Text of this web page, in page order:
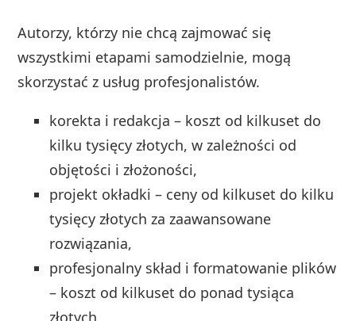
Autorzy, którzy nie chcą zajmować się
wszystkimi etapami samodzielnie, mogą
skorzystać z usług profesjonalistów.
korekta i redakcja – koszt od kilkuset do
kilku tysięcy złotych, w zależności od
objętości i złożoności,
projekt okładki – ceny od kilkuset do kilku
tysięcy złotych za zaawansowane
rozwiązania,
profesjonalny skład i formatowanie plików
– koszt od kilkuset do ponad tysiąca
złotych,